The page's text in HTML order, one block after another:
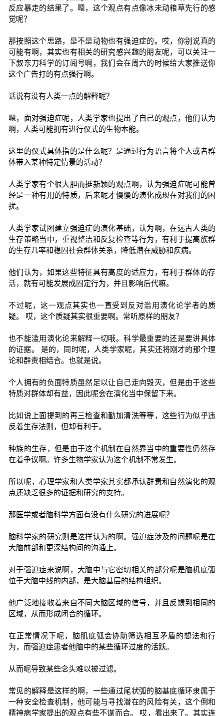
反应暴走的结果了。嗯，这个观点有点像冰未动粮草先行的感
觉呢？
那按照这个思路，是不是动物也有强迫症的。哎，你别说真的
可能有啊，其实也有相关的研究感兴趣的朋友呢，可以关注一
下叙东刀科学的订阅号啊，我们会在周六的时候给大家推送你
这个广告打的有点强行啊。
话说有没有人类一点的解释呢？
嗯，面对强迫症呢，人类学家也提出了自己的观点，他们认为
啊，人类可能拥有进行仪式的生物本能。
这里的仪式具体指的是什么呢？是通过行为语言将个人或者群
体带入某种特定情景的活动？
人类学家有个很大胆而挺新颖的观点啊，认为强迫症呢可能曾
经是一种有用的特质，后来呢才慢慢的演化成现在对我们的困
扰。
人类学家试图建立强迫症的演化基础，认为啊，在远古人类的
生存策略当中，重视整洁和反复检查等行为，有利于提高族群
的生存几率和稳固社会群体关系，降低潜在威胁和疾病。
他们认为，如果这些特征具有高度的适应力，有利于群体的存
活，就有可能发展成固定行为，并且影响后代嘛。
不过呢，这一观点其实也一直受到反对滥用演化论学者的质
疑。 哎，这个质疑其实很重要啊。常听原样的朋友？
也不能滥用演化论来解释一切哦。科学最重要的还是要讲具体
的证据。 是的，同时呢，人类学家呢，其实还将刚才的那个理
论和群责相结合。也就是说。
个人拥有的负面特质虽然足以让自己走向毁灭，但是由于这些
特质对群体却有益，因此呢会在演化当中保留下来。
比如说上面提到的再三检查和勤加清洗等等，这些行为似乎违
反着生存法则，但却有利于。
种族的生存，但是由于这个机制在自然界当中的重要性仍然存
在着争议啊。许多生物学家认为这个机制不常发生。
所以呢，心理学家和人类学家其实都承认群责和自然演化的观
点还缺乏很多的证据和研究的支持。
那医学或者脑科学方面有没有什么研究的进展呢？
脑科学家的研究则是这样认为的啊。强迫症涉及的问题呢是在
大脑前部和更深结构间的沟通上。
对于强迫症来说啊，大脑中与它密切相关的部分呢是脑机底弧
位于大脑中线的内部，是大脑基层的结构组织。
他广泛地接收着来自不同大脑区域的信号，并且反馈到相同的
区域，从而形成闭合的循环。
在正常情况下呢，脑肌底弧会协助筛选相互矛盾的想法和行
为，而强迫症患者他脑中的某些循环过度的活跃。
从而呢导致某些念头难以被过滤。
常见的解释是这样的啊，一些通过尾状弧的脑基底循环隶属于
一种安全检查机制，他可能与寻找潜在的风险有关，这个倒和
精神病学家提出的观点有些不谋而合。 哎，看出来了。其实连